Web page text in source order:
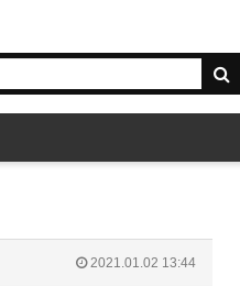
2021.01.02 13:44